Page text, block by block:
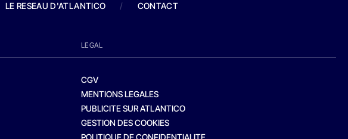
LE RESEAU D'ATLANTICO / CONTACT
LEGAL
CGV
MENTIONS LEGALES
PUBLICITE SUR ATLANTICO
GESTION DES COOKIES
POLITIQUE DE CONFIDENTIALITE